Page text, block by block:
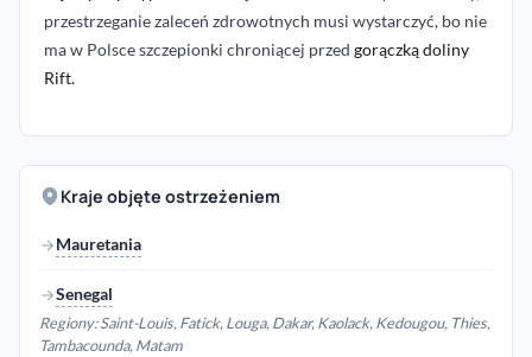
przestrzeganie zaleceń zdrowotnych musi wystarczyć, bo nie
ma w Polsce szczepionki chroniącej przed gorączką doliny
Rift.
Kraje objęte ostrzeżeniem
Mauretania
Senegal
Regiony: Saint-Louis, Fatick, Louga, Dakar, Kaolack, Kedougou, Thies,
Tambacounda, Matam